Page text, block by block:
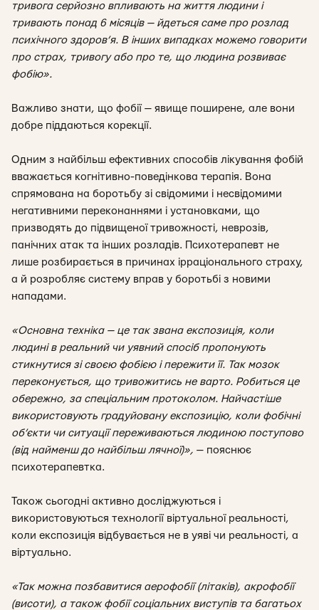
тривога серйозно впливають на життя людини і
тривають понад 6 місяців — йдеться саме про розлад
психічного здоров’я. В інших випадках можемо говорити
про страх, тривогу або про те, що людина розвиває
фобію».
Важливо знати, що фобії — явище поширене, але вони
добре піддаються корекції.
Одним з найбільш ефективних способів лікування фобій
вважається когнітивно-поведінкова терапія. Вона
спрямована на боротьбу зі свідомими і несвідомими
негативними переконаннями і установками, що
призводять до підвищеної тривожності, неврозів,
панічних атак та інших розладів. Психотерапевт не
лише розбирається в причинах ірраціонального страху,
а й розробляє систему вправ у боротьбі з новими
нападами.
«Основна техніка — це так звана експозиція, коли
людині в реальний чи уявний спосіб пропонують
стикнутися зі своєю фобією і пережити її. Так мозок
переконується, що тривожитись не варто. Робиться це
обережно, за спеціальним протоколом. Найчастіше
використовують градуйовану експозицію, коли фобічні
об’єкти чи ситуації переживаються людиною поступово
(від найменш до найбільш лячної)», — пояснює
психотерапевтка.
Також сьогодні активно досліджуються і
використовуються технології віртуальної реальності,
коли експозиція відбувається не в уяві чи реальності, а
віртуально.
«Так можна позбавитися аерофобії (літаків), акрофобії
(висоти), а також фобії соціальних виступів та багатьох